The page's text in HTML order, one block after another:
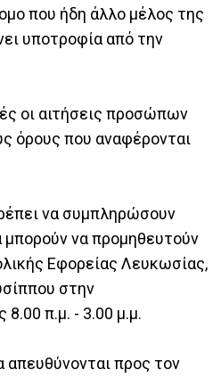
που ήδη άλλο μέλος της
υποτροφία από την
οι αιτήσεις προσώπων
όρους που αναφέρονται
να συμπληρώσουν
μπορούν να προμηθευτούν
Εφορείας Λευκωσίας,
στην
8.00 π.μ. - 3.00 μ.μ.
απευθύνονται προς τον